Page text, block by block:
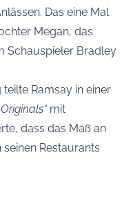
Das eine Mal
Megan, das
Schauspieler Bradley
Ramsay in einer
mit
dass das Maß an
Restaurants